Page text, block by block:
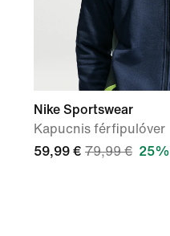
Nike Sportswear
Kapucnis férfipulóver
59,99 € 79,99 € 25%